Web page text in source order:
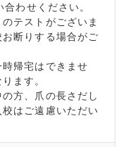
わせください。
テストがございま
断りする場合がご
時帰宅はできませ
ます。
方、爪の長さだし
はご遠慮いただい